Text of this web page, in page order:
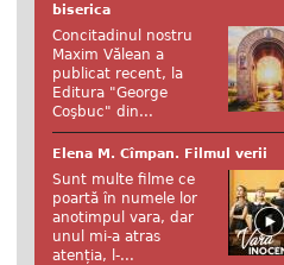
biserica
Concitadinul nostru
Maxim Vălean a
publicat recent, la
Editura "George
Coşbuc" din...
Elena M. Cîmpan. Filmul verii
Sunt multe filme ce
poartă în numele lor
anotimpul vara, dar
unul mi-a atras
atenția, l-...